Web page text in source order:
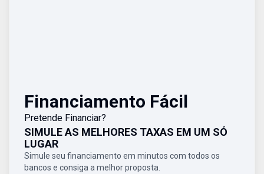
Financiamento Fácil
Pretende Financiar?
SIMULE AS MELHORES TAXAS EM UM SÓ
LUGAR
Simule seu financiamento em minutos com todos os
bancos e consiga a melhor proposta.